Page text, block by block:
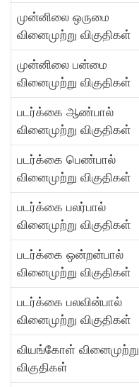
முன்னிலை ஒருமை
வினைமுற்று விகுதிகள்
முன்னிலை பன்மை
வினைமுற்று விகுதிகள்
படர்க்கை ஆண்பால்
வினைமுற்று விகுதிகள்
படர்க்கை பெண்பால்
வினைமுற்று விகுதிகள்
படர்க்கை பலர்பால்
வினைமுற்று விகுதிகள்
படர்க்கை ஒன்றன்பால்
வினைமுற்று விகுதிகள்
படர்க்கை பலவின்பால்
வினைமுற்று விகுதிகள்
வியங்கோள் வினைமுற்று
விகுதிகள்